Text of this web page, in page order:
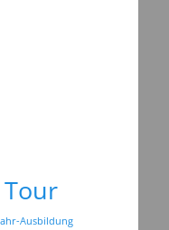
Ausbildung